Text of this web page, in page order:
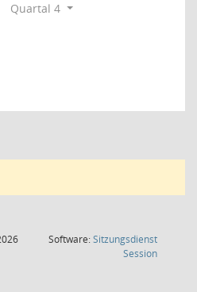
Quartal 4
Software:Sitzungsdienst
Session(Wird in